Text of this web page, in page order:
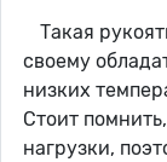
Такая
своему
низких
Стоит
нагрузки,